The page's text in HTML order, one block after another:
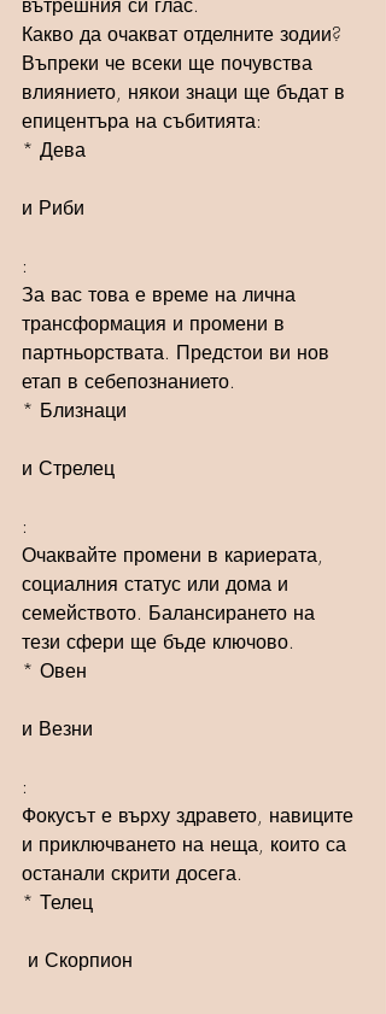
Какво да очакват отделните зодии?
Въпреки че всеки ще почувства
влиянието, някои знаци ще бъдат в
епицентъра на събитията:
* Дева
и Риби
:
За вас това е време на лична
трансформация и промени в
партньорствата. Предстои ви нов
етап в себепознанието.
* Близнаци
и Стрелец
:
Очаквайте промени в кариерата,
социалния статус или дома и
семейството. Балансирането на
тези сфери ще бъде ключово.
* Овен
и Везни
:
Фокусът е върху здравето, навиците
и приключването на неща, които са
останали скрити досега.
* Телец
и Скорпион